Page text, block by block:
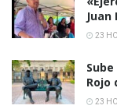
23
Rojo
23